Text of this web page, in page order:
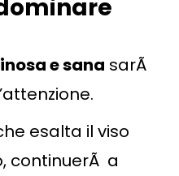
e sana sarÃ
esalta il viso
continuerÃ a